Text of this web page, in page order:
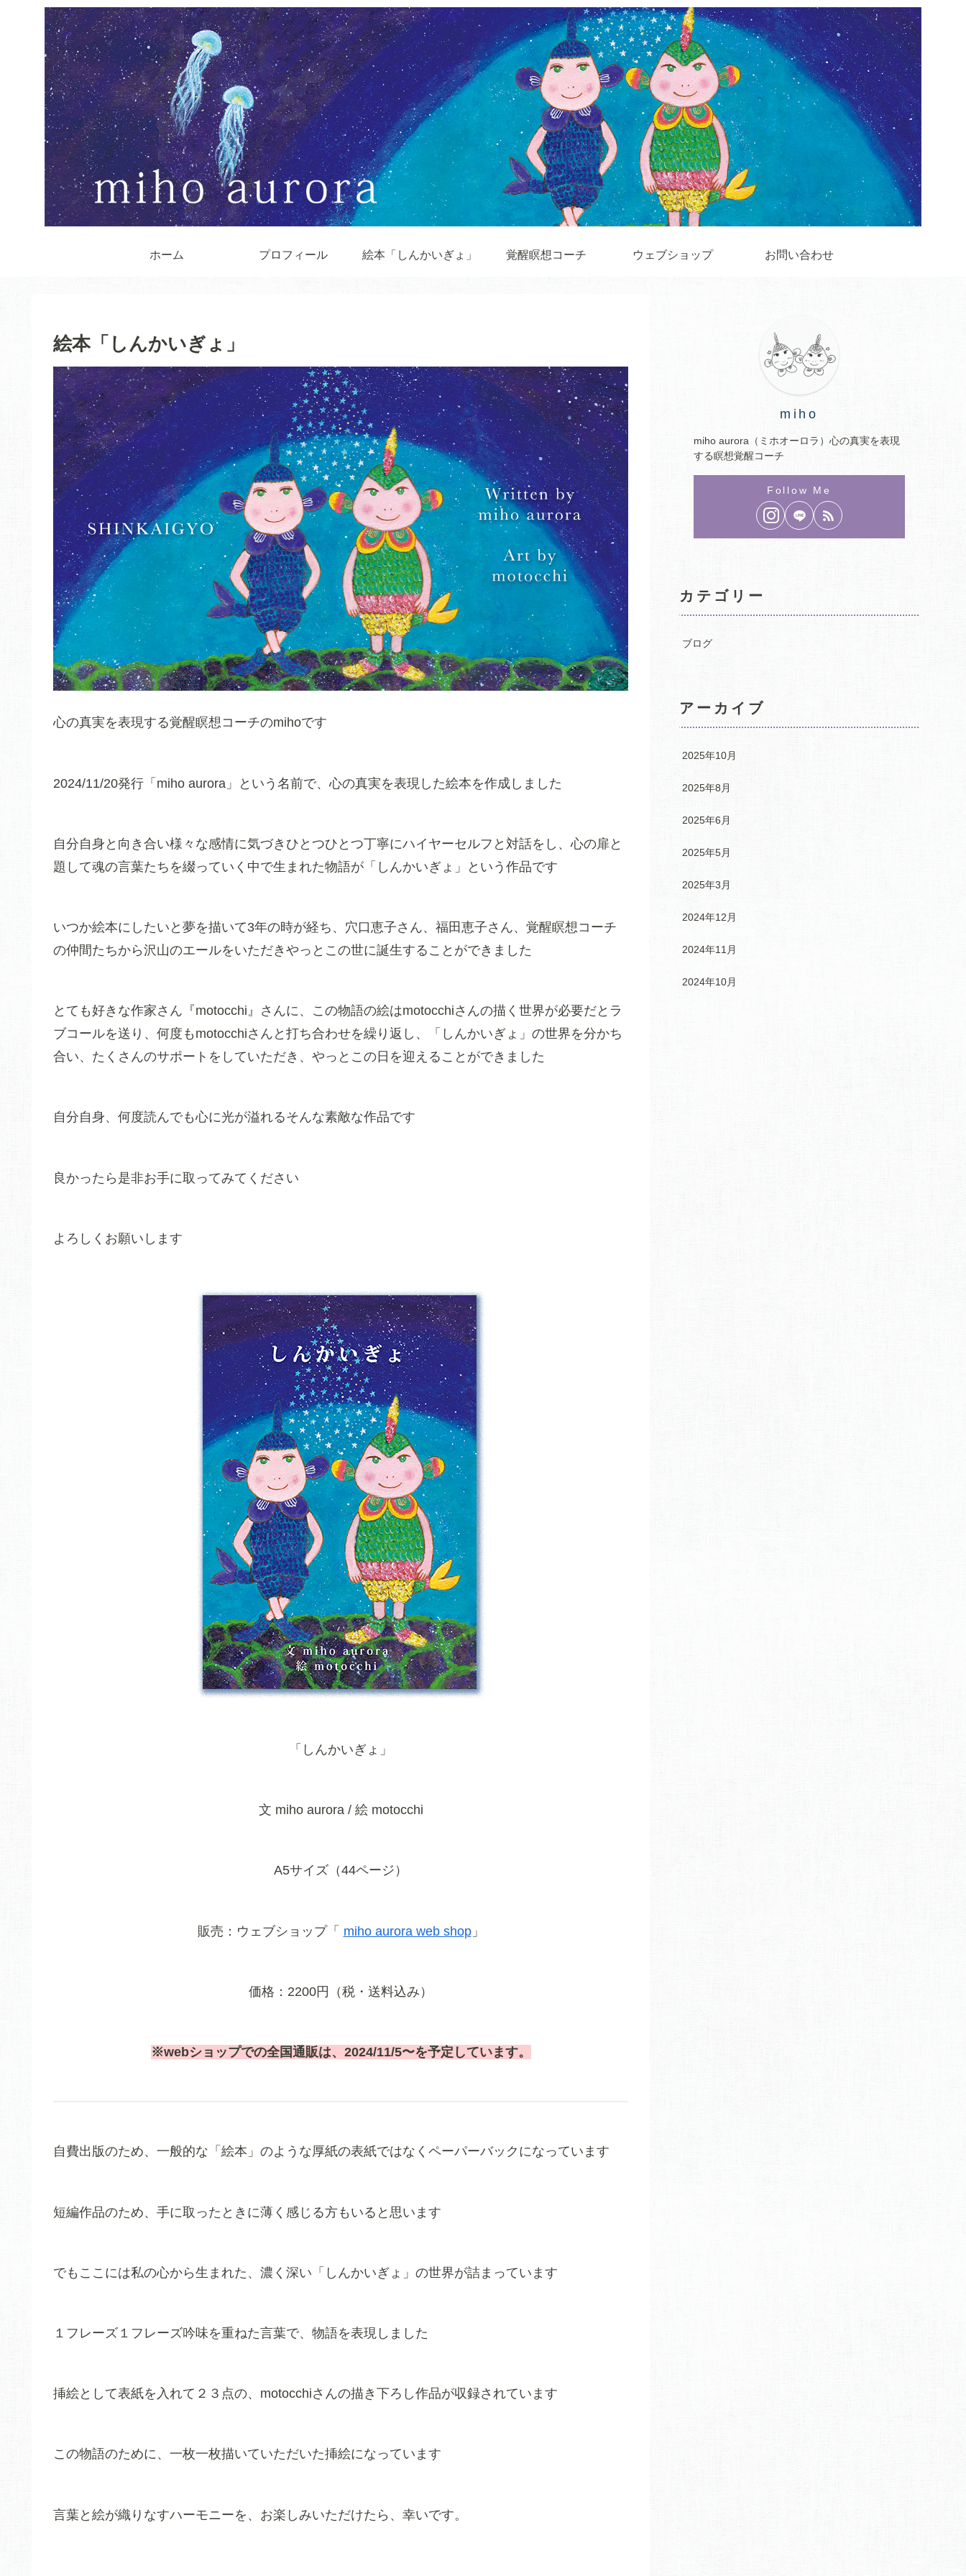
ホーム プロフィール 絵本「しんかいぎょ」 覚醒瞑想コーチ ウェブショップ お問い合わせ
絵本「しんかいぎょ」
心の真実を表現する覚醒瞑想コーチのmihoです
2024/11/20発行「miho aurora」という名前で、心の真実を表現した絵本を作成しました
自分自身と向き合い様々な感情に気づきひとつひとつ丁寧にハイヤーセルフと対話をし、心の扉と
題して魂の言葉たちを綴っていく中で生まれた物語が「しんかいぎょ」という作品です
いつか絵本にしたいと夢を描いて3年の時が経ち、穴口恵子さん、福田恵子さん、覚醒瞑想コーチ
の仲間たちから沢山のエールをいただきやっとこの世に誕生することができました
とても好きな作家さん『motocchi』さんに、この物語の絵はmotocchiさんの描く世界が必要だとラ
ブコールを送り、何度もmotocchiさんと打ち合わせを繰り返し、「しんかいぎょ」の世界を分かち
合い、たくさんのサポートをしていただき、やっとこの日を迎えることができました
自分自身、何度読んでも心に光が溢れるそんな素敵な作品です
良かったら是非お手に取ってみてください
よろしくお願いします
「しんかいぎょ 」
文 miho aurora / 絵 motocchi
A5サイズ（44ページ）
販売：ウェブショップ「 miho aurora web shop」
価格：2200円（税・送料込み）
※webショップでの全国通販は、2024/11/5〜を予定しています。
自費出版のため、一般的な「絵本」のような厚紙の表紙ではなくペーパーバックになっています
短編作品のため、手に取ったときに薄く感じる方もいると思います
でもここには私の心から生まれた、濃く深い「しんかいぎょ」の世界が詰まっています
１フレーズ１フレーズ吟味を重ねた言葉で、物語を表現しました
挿絵として表紙を入れて２３点の、motocchiさんの描き下ろし作品が収録されています
この物語のために、一枚一枚描いていただいた挿絵になっています
言葉と絵が織りなすハーモニーを、お楽しみいただけたら、幸いです。
miho
miho aurora（ミホオーロラ）心の真実を表現
する瞑想覚醒コーチ
カテゴリー
ブログ
アーカイブ
2025年10月
2025年8月
2025年6月
2025年5月
2025年3月
2024年12月
2024年11月
2024年10月